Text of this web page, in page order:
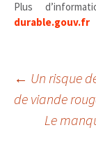
Plus
durable.gouv.fr
des
← Un risque
de viande
Le